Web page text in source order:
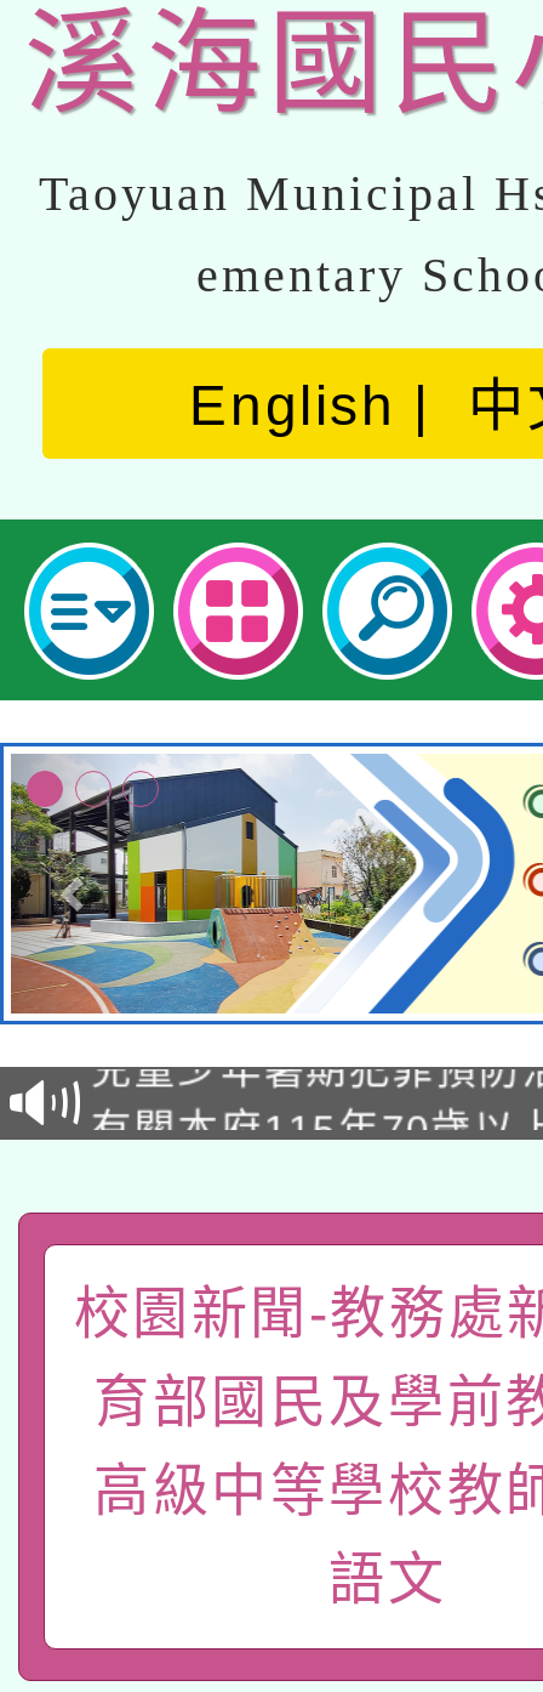
溪海國民
Taoyuan Municipal
ementary
English 中
有關原住民族委員會
公告之原住民族歲時祭
一案。
答一案
有關本府115年70歲以
心」，鼓勵退休同仁踴
案。
招甄選結果公告(無人
招)
本館辦理115年度閱讀
科技賦能─人工智慧
礎課程
A3數位素養講師名單
「數位內容與教學軟體
薪期間赴陸應申請許可
有關原住民族委員會
公告之原住民族歲時祭
兒童少年暑期犯罪預防
校園新聞-教務處
育部國民及學前
高級中等學校教
語文